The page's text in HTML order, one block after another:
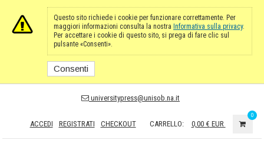
Questo sito richiede i cookie per funzionare correttamente. Per
maggiori informazioni consulta la nostra Informativa sulla privacy.
Per accettare i cookie di questo sito, si prega di fare clic sul
pulsante «Consenti».
Consenti
universitypress@unisob.na.it
ACCEDI REGISTRATI CHECKOUT CARRELLO: 0,00 € EUR
0